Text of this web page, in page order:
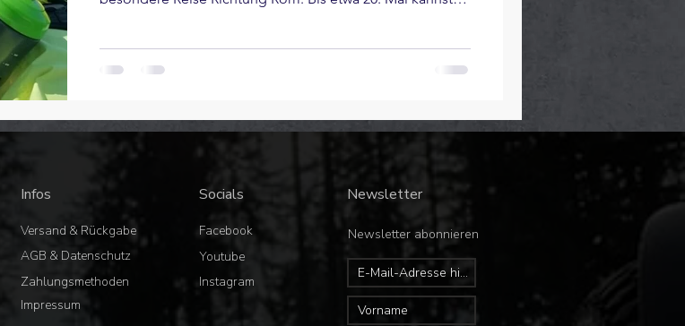
Botschaft: Frieden beginnt bei uns selbst.
Infos
Versand & Rückgabe
AGB & Datenschutz
Zahlungsmethoden
Impressum
Socials
Facebook
Youtube
Instagram
Newsletter
Newsletter abonnieren